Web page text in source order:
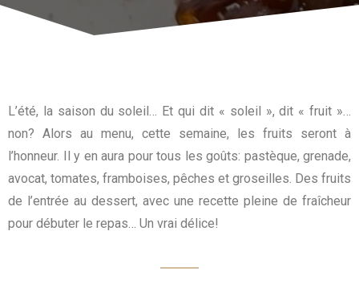
L’été, la saison du soleil… Et qui dit « soleil », dit « fruit »…
non? Alors au menu, cette semaine, les fruits seront à
l’honneur. Il y en aura pour tous les goûts: pastèque, grenade,
avocat, tomates, framboises, pêches et groseilles. Des fruits
de l’entrée au dessert, avec une recette pleine de fraîcheur
pour débuter le repas… Un vrai délice!